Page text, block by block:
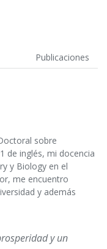
Publicaciones
sobre
de inglés, mi docencia
y Biology en el
me encuentro
y además
y un